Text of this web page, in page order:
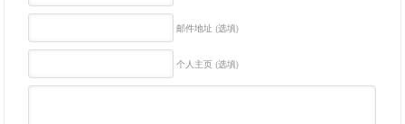
邮件地址 (选填)
个人主页 (选填)